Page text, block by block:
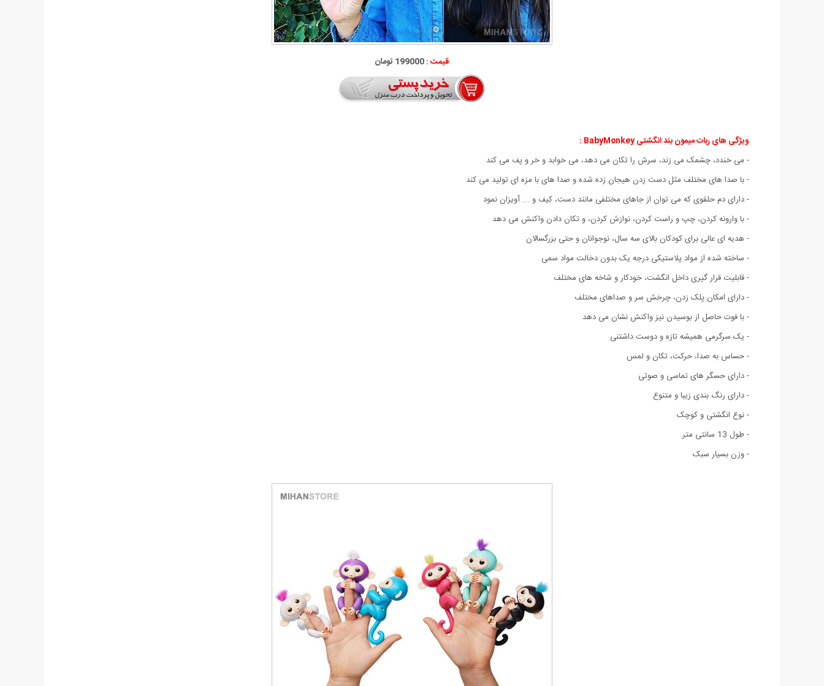
قیمت :199000 تومان
ویژگی های ربات میمون بند انگشتی BabyMonkey :
- می خندد، چشمک می زند، سرش را تکان می دهد، می خوابد و خر و پف می کند
- با صدا های مختلف مثل دست زدن هیجان زده شده و صدا های با مزه ای تولید می کند
- دارای دم حلقوی که می توان از جاهای مختلفی مانند دست، کیف و ... آویزان نمود
- با وارونه کردن، چپ و راست کردن، نوازش کردن، و تکان دادن واکنش می دهد
- هدیه ای عالی برای کودکان بالای سه سال، نوجوانان و حتی بزرگسالان
- ساخته شده از مواد پلاستیکی درجه یک بدون دخالت مواد سمی
- قابلیت قرار گیری داخل انگشت، خودکار و شاخه های مختلف
- دارای امکان پلک زدن، چرخش سر و صداهای مختلف
- با فوت حاصل از بوسیدن نیز واکنش نشان می دهد
- یک سرگرمی همیشه تازه و دوست داشتنی
- حساس به صدا، حرکت، تکان و لمس
- دارای حسگر های تماسی و صوتی
- دارای رنگ بندی زیبا و متنوع
- نوع انگشتی و کوچک
- طول 13 سانتی متر
- وزن بسیار سبک